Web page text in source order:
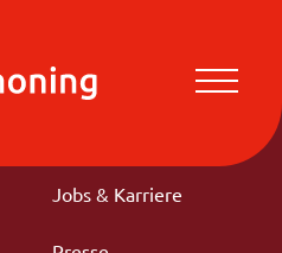
Jobs & Karriere